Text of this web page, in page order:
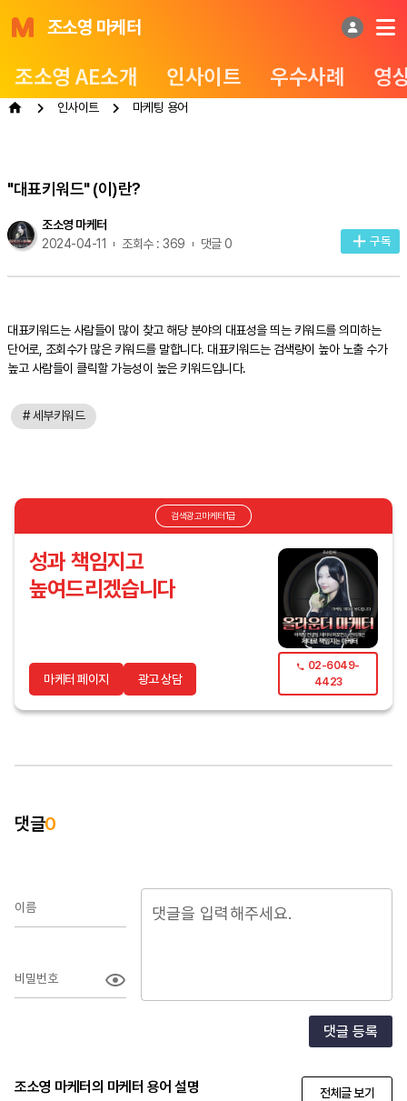
조소영 마케터
조소영 AE소개 인사이트 우수사례 영
인사이트 마케팅 용어
"대표키워드" (이)란?
조소영 마케터
2024-04-11
조회수 : 369 댓글 0 구독
대표키워드는 사람들이 많이 찾고 해당 분야의 대표성을 띄는 키워드를 의미하는
단어로, 조회수가 많은 키워드를 말합니다. 대표키워드는 검색량이 높아 노출 수가
높고 사람들이 클릭할 가능성이 높은 키워드입니다.
# 세부키워드
검색광고마케터1급
성과 책임지고
높여드리겠습니다
마케터 페이지 광고 상담
02-6049-
4423
댓글0
이름
비밀번호
댓글 등록
조소영 마케터의 마케터 용어 설명 전체글 보기